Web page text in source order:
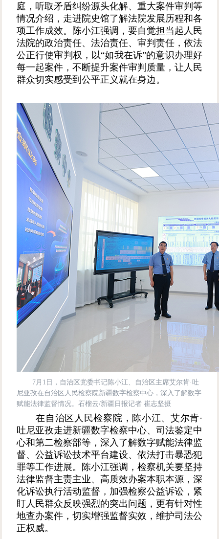
庭，听取矛盾纠纷源头化解、重大案件审判等
情况介绍，走进院史馆了解法院发展历程和各
项工作成效。陈小江强调，要自觉担当起人民
法院的政治责任、法治责任、审判责任，依法
公正行使审判权，以“如我在诉”的意识办理好
每一起案件，不断提升案件审判质量，让人民
群众切实感受到公平正义就在身边。
7月1日，自治区党委书记陈小江、自治区主席艾尔肯·吐
尼亚孜在自治区人民检察院新疆数字检察中心，深入了解数字
赋能法律监督情况。石榴云/新疆日报记者 崔志坚摄
在自治区人民检察院，陈小江、艾尔肯·
吐尼亚孜走进新疆数字检察中心、司法鉴定中
心和第二检察部等，深入了解数字赋能法律监
督、公益诉讼技术平台建设、依法打击暴恐犯
罪等工作进展。陈小江强调，检察机关要坚持
法律监督主责主业、高质效办案本职本源，深
化诉讼执行活动监督，加强检察公益诉讼，紧
盯人民群众反映强烈的突出问题，更有针对性
地查办案件，切实增强监督实效，维护司法公
正权威。